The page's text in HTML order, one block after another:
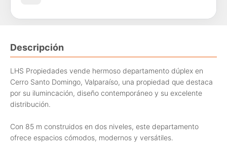
Descripción
LHS Propiedades vende hermoso departamento dúplex en
Cerro Santo Domingo, Valparaíso, una propiedad que destaca
por su ilumincación, diseño contemporáneo y su excelente
distribución.
Con 85 m construidos en dos niveles, este departamento
ofrece espacios cómodos, modernos y versátiles.